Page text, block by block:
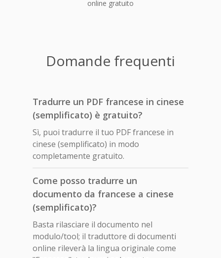
online gratuito
Domande frequenti
Tradurre un PDF francese in cinese
(semplificato) è gratuito?
Sì, puoi tradurre il tuo PDF francese in
cinese (semplificato) in modo
completamente gratuito.
Come posso tradurre un
documento da francese a cinese
(semplificato)?
Basta rilasciare il documento nel
modulo/tool; il traduttore di documenti
online rileverà la lingua originale come